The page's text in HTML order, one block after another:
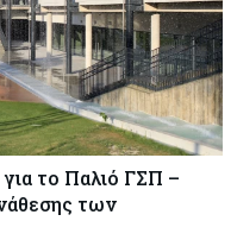
το Παλιό ΓΣΠ –
των